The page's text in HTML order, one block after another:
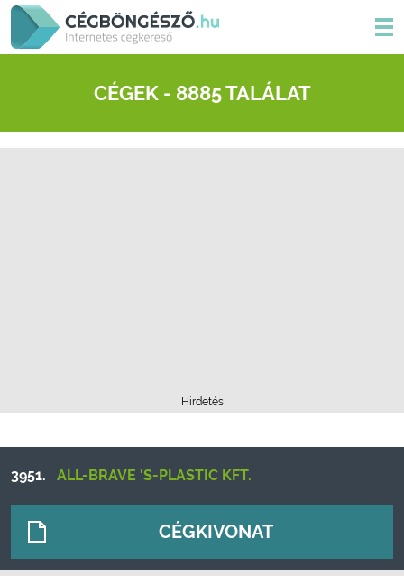
CÉGEK - 8885 TALÁLAT
Hirdetés
3951. ALL-BRAVE 'S-PLASTIC KFT.
CÉGKIVONAT